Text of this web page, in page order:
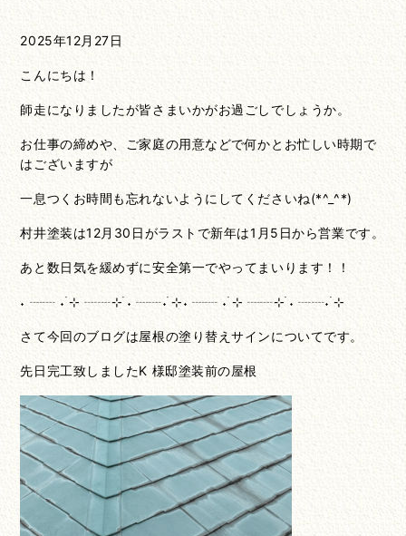
2025年12月27日
こんにちは！
師走になりましたが皆さまいかがお過ごしでしょうか。
お仕事の締めや、ご家庭の用意などで何かとお忙しい時期で
はございますが
一息つくお時間も忘れないようにしてくださいね(*^_^*)
村井塗装は12月30日がラストで新年は1月5日から営業です。
あと数日気を緩めずに安全第一でやってまいります！！
˖ ┈┈ ˖ ࣪⊹ ┈┈⊹ ࣪˖ ┈┈˖ ࣪⊹˖ ┈┈ ˖ ࣪⊹ ┈┈⊹ ࣪˖ ┈┈˖ ࣪⊹
さて今回のブログは屋根の塗り替えサインについてです。
先日完工致しましたK 様邸塗装前の屋根